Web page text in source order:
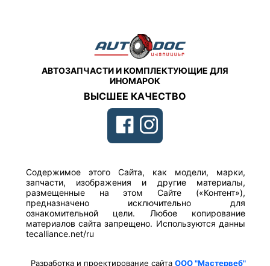
АВТОЗАПЧАСТИ И КОМПЛЕКТУЮЩИЕ ДЛЯ
ИНОМАРОК
ВЫСШЕЕ КАЧЕСТВО
Содержимое этого Сайта, как модели, марки,
запчасти, изображения и другие материалы,
размещенные на этом Сайте («Контент»),
предназначено исключительно для
ознакомительной цели. Любое копирование
материалов сайта запрещено. Используются данны
tecalliance.net/ru
Разработка и проектирование сайтаООО "Мастервеб"